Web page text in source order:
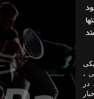
،
در